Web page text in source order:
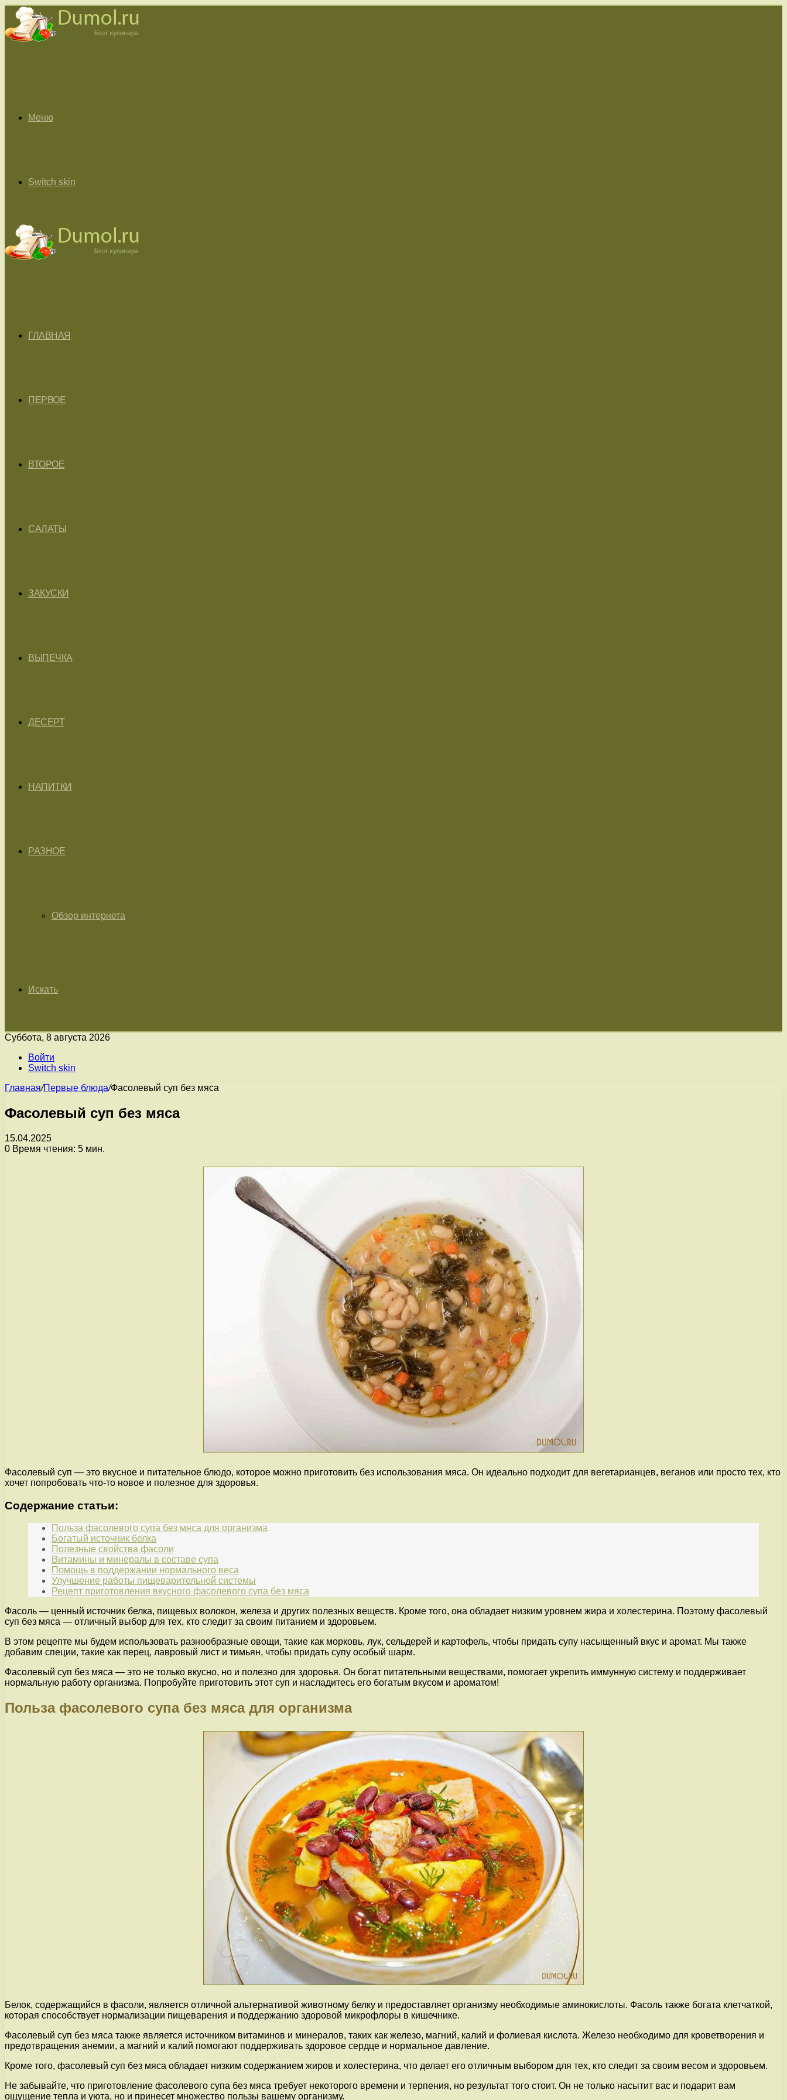
Меню
Switch skin
ГЛАВНАЯ
ПЕРВОЕ
ВТОРОЕ
САЛАТЫ
ЗАКУСКИ
ВЫПЕЧКА
ДЕСЕРТ
НАПИТКИ
РАЗНОЕ
Обзор интернета
Искать
Суббота, 8 августа 2026
Войти
Switch skin
Главная/Первые блюда/Фасолевый суп без мяса
Фасолевый суп без мяса
15.04.2025
0 Время чтения: 5 мин.
Фасолевый суп — это вкусное и питательное блюдо, которое можно приготовить без использования мяса. Он идеально подходит для вегетарианцев, веганов или просто тех, кто
хочет попробовать что-то новое и полезное для здоровья.
Содержание статьи:
Польза фасолевого супа без мяса для организма
Богатый источник белка
Полезные свойства фасоли
Витамины и минералы в составе супа
Помощь в поддержании нормального веса
Улучшение работы пищеварительной системы
Рецепт приготовления вкусного фасолевого супа без мяса
Фасоль — ценный источник белка, пищевых волокон, железа и других полезных веществ. Кроме того, она обладает низким уровнем жира и холестерина. Поэтому фасолевый
суп без мяса — отличный выбор для тех, кто следит за своим питанием и здоровьем.
В этом рецепте мы будем использовать разнообразные овощи, такие как морковь, лук, сельдерей и картофель, чтобы придать супу насыщенный вкус и аромат. Мы также
добавим специи, такие как перец, лавровый лист и тимьян, чтобы придать супу особый шарм.
Фасолевый суп без мяса — это не только вкусно, но и полезно для здоровья. Он богат питательными веществами, помогает укрепить иммунную систему и поддерживает
нормальную работу организма. Попробуйте приготовить этот суп и насладитесь его богатым вкусом и ароматом!
Польза фасолевого супа без мяса для организма
Белок, содержащийся в фасоли, является отличной альтернативой животному белку и предоставляет организму необходимые аминокислоты. Фасоль также богата клетчаткой,
которая способствует нормализации пищеварения и поддержанию здоровой микрофлоры в кишечнике.
Фасолевый суп без мяса также является источником витаминов и минералов, таких как железо, магний, калий и фолиевая кислота. Железо необходимо для кроветворения и
предотвращения анемии, а магний и калий помогают поддерживать здоровое сердце и нормальное давление.
Кроме того, фасолевый суп без мяса обладает низким содержанием жиров и холестерина, что делает его отличным выбором для тех, кто следит за своим весом и здоровьем.
Не забывайте, что приготовление фасолевого супа без мяса требует некоторого времени и терпения, но результат того стоит. Он не только насытит вас и подарит вам
ощущение тепла и уюта, но и принесет множество пользы вашему организму.